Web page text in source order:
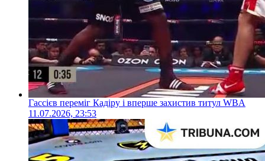
Гассієв переміг Кадіру і вперше захистив титул WBA
11.07.2026, 23:53